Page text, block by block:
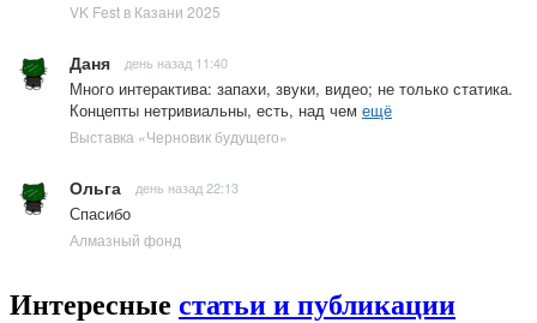
VK Fest в Казани 2025
Даня день назад 11:40
Много интерактива: запахи, звуки, видео; не только статика.
Концепты нетривиальны, есть, над чем ещё
Выставка «Черновик будущего»
Ольга день назад 22:13
Спасибо
Алмазный фонд
Интересные статьи и публикации